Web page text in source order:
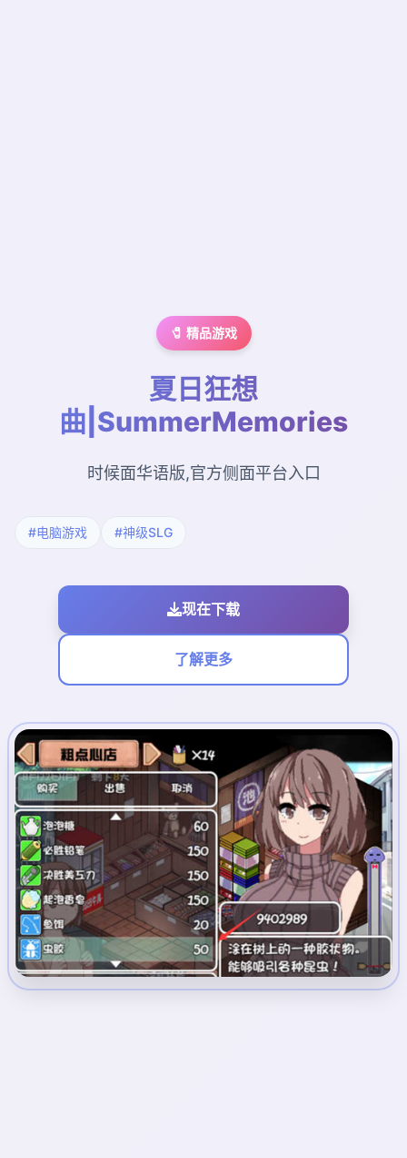
🧷 精品游戏
夏日狂想
曲|SummerMemories
时候面华语版,官方侧面平台入口
#电脑游戏 #神级SLG
现在下载
了解更多